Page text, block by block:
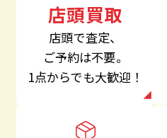
店頭買取
店頭で査定、
ご予約は不要。
1点からでも大歓迎！